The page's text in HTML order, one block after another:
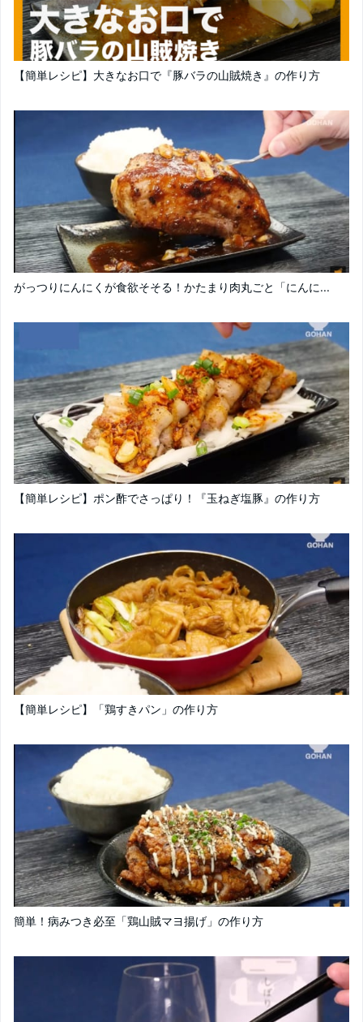
【簡単レシピ】大きなお口で『豚バラの山賊焼き』の作り方
がっつりにんにくが食欲そそる！かたまり肉丸ごと「にんに...
【簡単レシピ】ポン酢でさっぱり！『玉ねぎ塩豚』の作り方
【簡単レシピ】「鶏すきパン」の作り方
簡単！病みつき必至「鶏山賊マヨ揚げ」の作り方